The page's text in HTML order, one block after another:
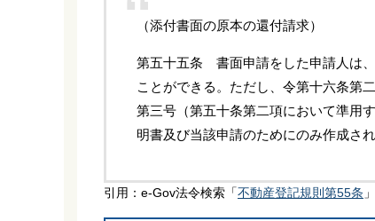
（添付書面の原本の還付請求）
第五十五条 書面申請をした申請人は
ことができる。ただし、令第十六条第
第三号（第五十条第二項において準用
明書及び当該申請のためにのみ作成さ
引用：e-Gov法令検索「 不動産登記規則第55条 」